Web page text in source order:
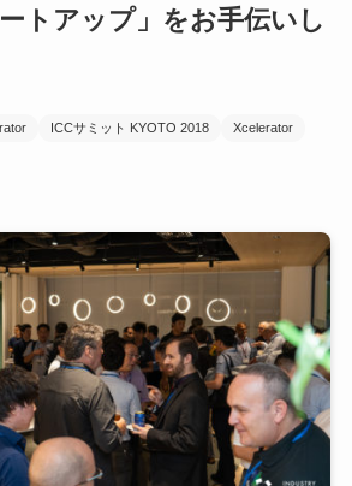
トアップ」をお手伝いし
ICCサミット KYOTO 2018
Xcelerator